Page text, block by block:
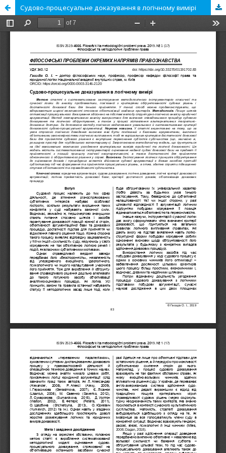
Судово-процесуальне доказування в логічному вимірі